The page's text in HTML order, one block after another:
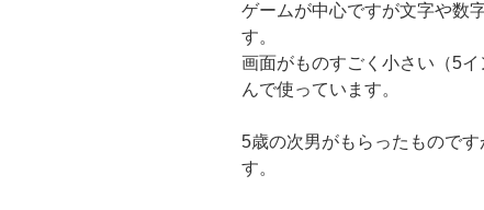
ゲームが中心ですが文字や数
す。
画面がものすごく小さい（5
んで使っています。
5歳の次男がもらったもので
す。